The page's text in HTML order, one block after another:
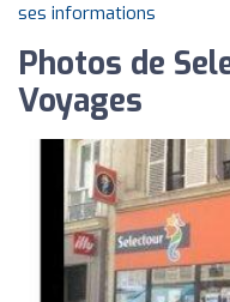
ses informations
Photos de
Voyages